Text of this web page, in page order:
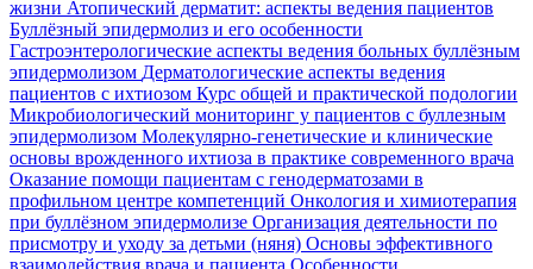
жизни Атопический дерматит: аспекты ведения пациентов
Буллёзный эпидермолиз и его особенности
Гастроэнтерологические аспекты ведения больных буллёзным
эпидермолизом Дерматологические аспекты ведения
пациентов с ихтиозом Курс общей и практической подологии
Микробиологический мониторинг у пациентов с буллезным
эпидермолизом Молекулярно-генетические и клинические
основы врожденного ихтиоза в практике современного врача
Оказание помощи пациентам с генодерматозами в
профильном центре компетенций Онкология и химиотерапия
при буллёзном эпидермолизе Организация деятельности по
присмотру и уходу за детьми (няня) Основы эффективного
взаимодействия врача и пациента Особенности